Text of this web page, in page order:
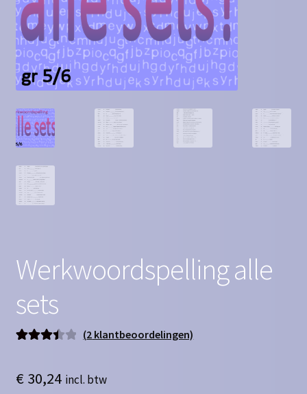
Contact
Homepagina
Mijn account
Privacy Policy
Winkel
Werkwoordspelling alle
sets
op 5
(2 klantbeoordelingen)
€30,24 incl. btw